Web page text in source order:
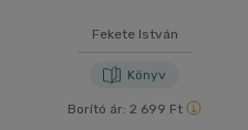
Fekete István
Könyv
Borító ár: 2 699 Ft